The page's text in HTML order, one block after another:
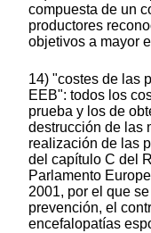
compuesta de un
productores
objetivos a mayor
14) "costes de las
EEB": todos los
prueba y los de
destrucción de las
realización de las
del capítulo C del
Parlamento
2001, por el que
prevención, el
encefalopatías